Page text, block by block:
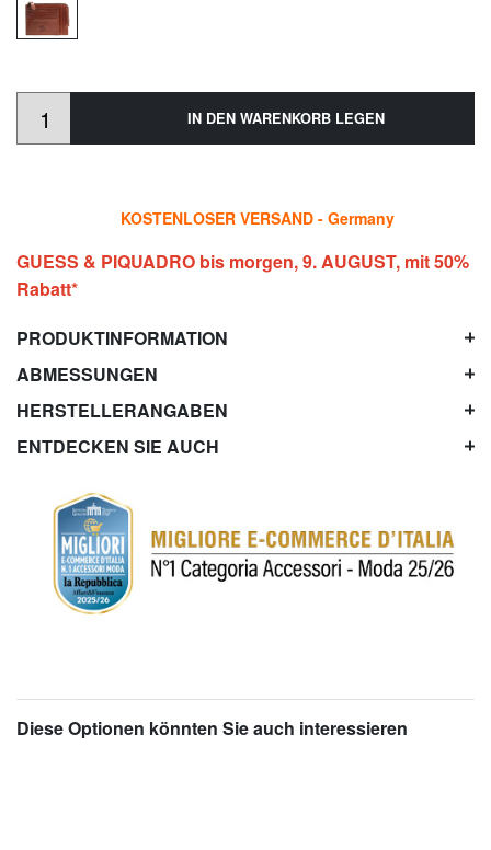
IN DEN WARENKORB LEGEN
KOSTENLOSER VERSAND - Germany
GUESS & PIQUADRO bis morgen, 9. AUGUST, mit 50%
Rabatt*
PRODUKTINFORMATION
ABMESSUNGEN
HERSTELLERANGABEN
ENTDECKEN SIE AUCH
Diese Optionen könnten Sie auch interessieren